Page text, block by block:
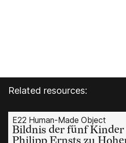
Related resources:
E22 Human-Made Object
Bildnis der fünf Kinder